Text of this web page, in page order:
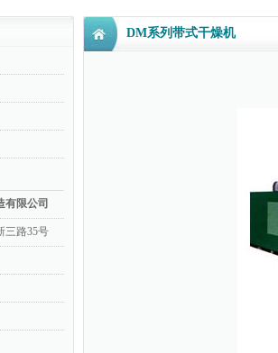
有限公司
三路35号
DM系列带式干燥机